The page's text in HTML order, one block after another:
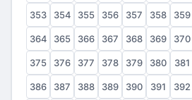
353 354 355 356 357 358 359
364 365 366 367 368 369 370
375 376 377 378 379 380 381
386 387 388 389 390 391 392